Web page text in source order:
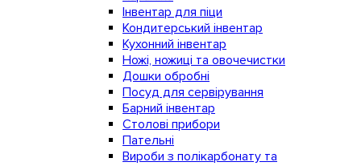
Інвентар для піци
Кондитерський інвентар
Кухонний інвентар
Ножі, ножиці та овочечистки
Дошки обробні
Посуд для сервірування
Барний інвентар
Столові прибори
Пательні
Вироби з полікарбонату та